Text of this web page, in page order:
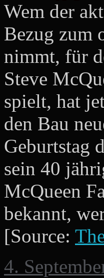
Wem der
Bezug zum
nimmt, für
Steve
spielt, hat
den Bau
Geburtstag
sein 40
McQueen
bekannt,
[Source:
4.